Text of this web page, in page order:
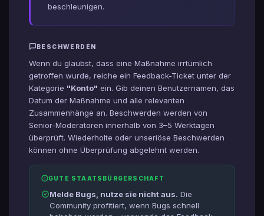
beschleunigen.
BESCHWERDEN
Wenn du glaubst, dass eine Maßnahme irrtümlich
getroffen wurde, reiche ein Feedback-Ticket unter der
Kategorie "Konto" ein. Gib deinen Benutzernamen, das
Datum der Maßnahme und alle relevanten
Zusammenhänge an. Beschwerden werden von
Senior-Moderatoren innerhalb von 3–5 Werktagen
überprüft. Wiederholte oder unseriöse Beschwerden
können ohne Überprüfung abgelehnt werden.
GUTE STAATSBÜRGERSCHAFT
Melde Bugs, nutze sie nicht aus. Die
Community profitiert, wenn Bugs schnell